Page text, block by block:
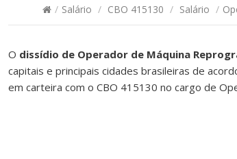
/ Salário / CBO 415130 / Salário /
O dissídio de Operador de Máquina
capitais e principais cidades brasileiras de
em carteira com o CBO 415130 no cargo de